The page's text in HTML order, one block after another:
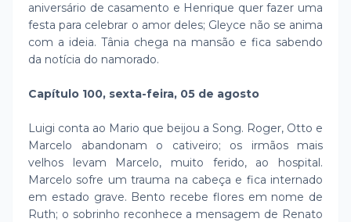
aniversário de casamento e Henrique quer fazer uma
festa para celebrar o amor deles; Gleyce não se anima
com a ideia. Tânia chega na mansão e fica sabendo
da notícia do namorado.
Capítulo 100, sexta-feira, 05 de agosto
Luigi conta ao Mario que beijou a Song. Roger, Otto e
Marcelo abandonam o cativeiro; os irmãos mais
velhos levam Marcelo, muito ferido, ao hospital.
Marcelo sofre um trauma na cabeça e fica internado
em estado grave. Bento recebe flores em nome de
Ruth; o sobrinho reconhece a mensagem de Renato